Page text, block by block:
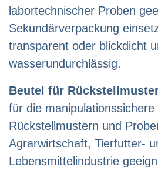
labortechnischer Proben
Sekundärverpackung
transparent oder blickdicht
wasserundurchlässig.
Beutel für
für die
Rückstellmustern und
Agrarwirtschaft, Tierfutter-
Lebensmittelindustrie